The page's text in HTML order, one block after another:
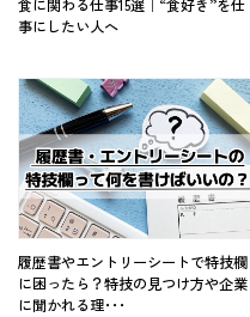
食に関わる仕事15選｜“食好き”を仕
事にしたい人へ
履歴書やエントリーシートで特技欄
に困ったら？特技の見つけ方や企業
に聞かれる理･･･